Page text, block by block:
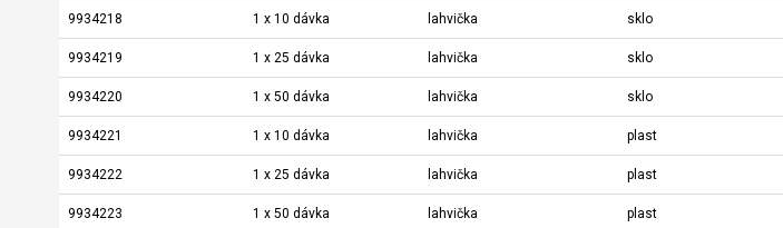
9934218 1 x 10 dávka lahvička sklo
9934219 1 x 25 dávka lahvička sklo
9934220 1 x 50 dávka lahvička sklo
9934221 1 x 10 dávka lahvička plast
9934222 1 x 25 dávka lahvička plast
9934223 1 x 50 dávka lahvička plast